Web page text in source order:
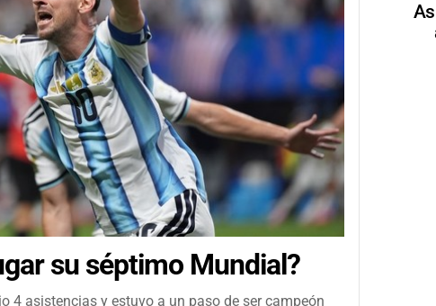
su séptimo Mundial?
4 asistencias y estuvo a un paso de ser campeón